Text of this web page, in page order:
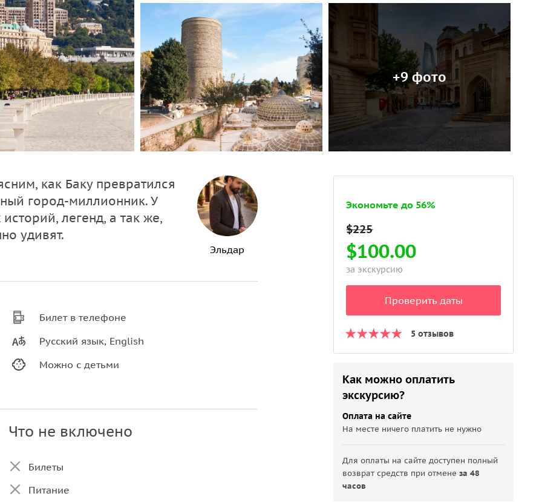
+9 фото
как Баку превратился
город-миллионник. У
легенд, а так же,
удивят.
Эльдар
Билет в телефоне
Русский язык, English
Можно с детьми
Что не включено
Билеты
Питание
Экономьте до 56%
$100.00
за экскурсию
Проверить даты
5 отзывов
Как можно оплатить
экскурсию?
Оплата на сайте
На месте ничего платить не нужно
Для оплаты на сайте доступен полный
возврат средств при отменеза 48
часов